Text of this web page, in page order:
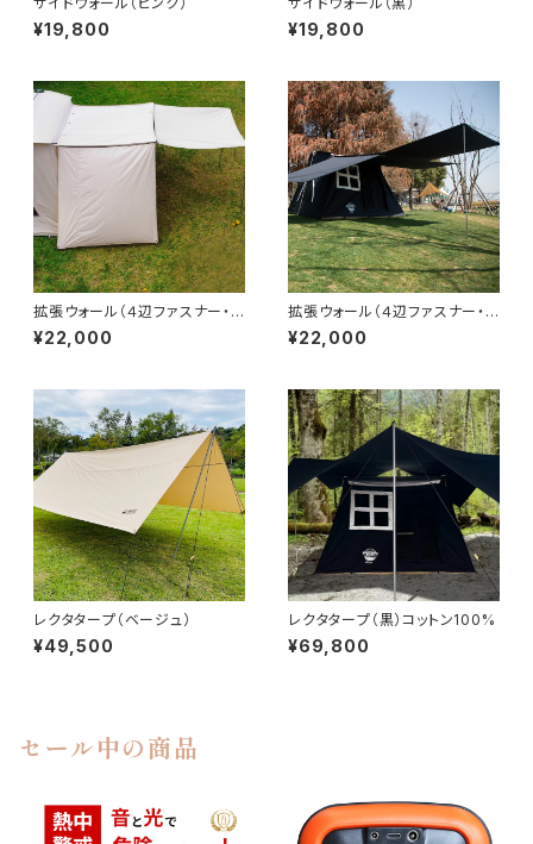
¥19,800 ¥19,800
拡張ウォール（４辺ファスナー・
ベージュ）
¥22,000
拡張ウォール（４辺ファスナー・
黒）
¥22,000
レクタタープ（ベージュ）
¥49,500
レクタタープ（黒）コットン100%
¥69,800
セール中の商品